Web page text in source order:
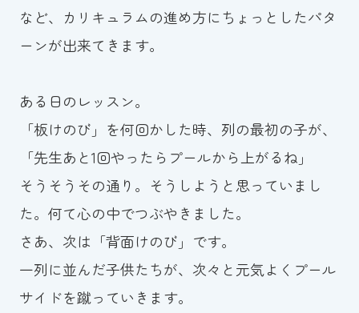
など、カリキュラムの進め方にちょっとしたパタ
ーンが出来てきます。
ある日のレッスン。
「板けのび」を何回かした時、列の最初の子が、
「先生あと1回やったらプールから上がるね」
そうそうその通り。そうしようと思っていまし
た。何て心の中でつぶやきました。
さあ、次は「背面けのび」です。
一列に並んだ子供たちが、次々と元気よくプール
サイドを蹴っていきます。